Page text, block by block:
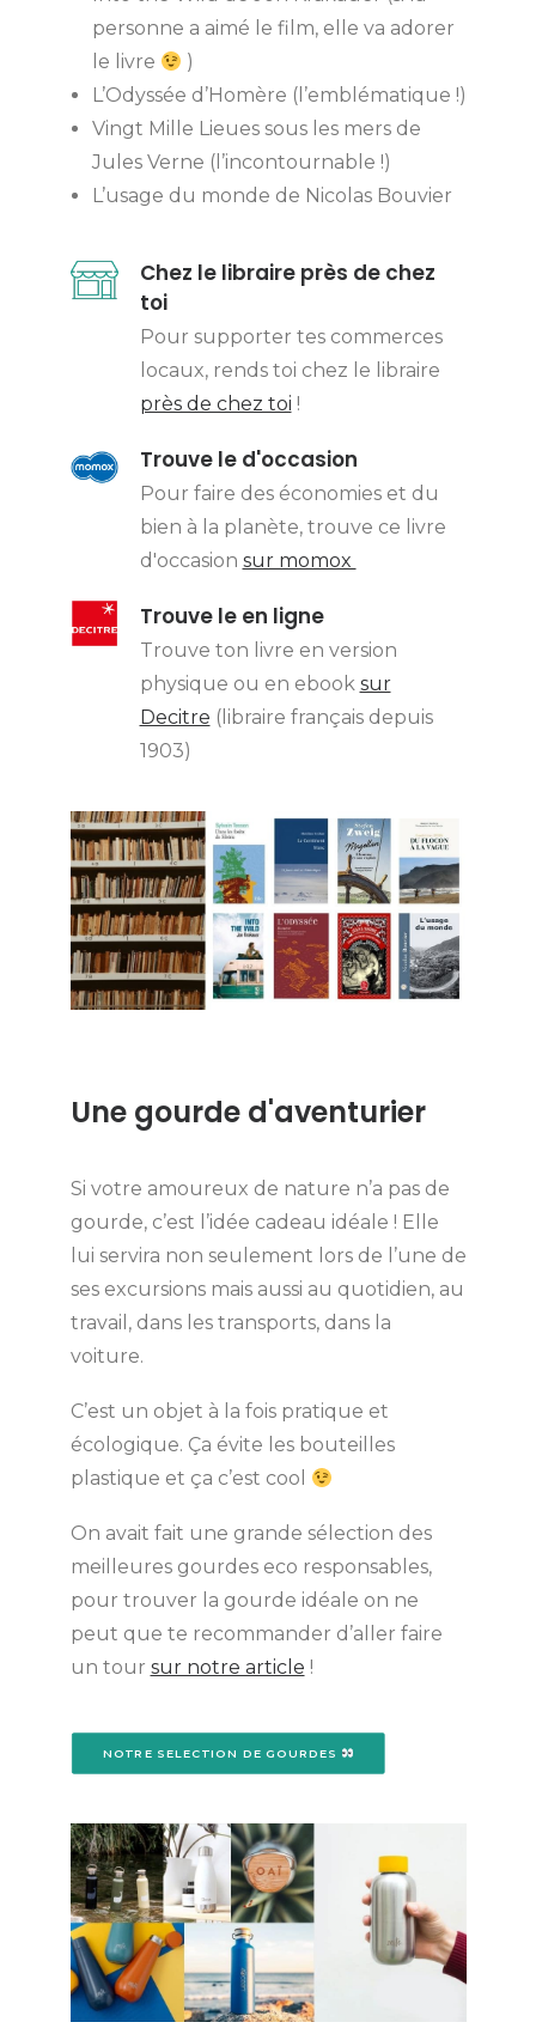
personne a aimé le film, elle va adorer
le livre
)
L’Odyssée d’Homère (l’emblématique !)
Vingt Mille Lieues sous les mers de
Jules Verne (l’incontournable !)
L’usage du monde de Nicolas Bouvier
Chez le libraire près de chez
toi
Pour supporter tes commerces
locaux, rends toi chez le libraire
près de chez toi !
Trouve le d'occasion
Pour faire des économies et du
bien à la planète, trouve ce livre
d'occasion sur momox
Trouve le en ligne
Trouve ton livre en version
physique ou en ebook sur
Decitre (libraire français depuis
1903)
Une gourde d'aventurier
Si votre amoureux de nature n’a pas de
gourde, c’est l’idée cadeau idéale ! Elle
lui servira non seulement lors de l’une de
ses excursions mais aussi au quotidien, au
travail, dans les transports, dans la
voiture.
C’est un objet à la fois pratique et
écologique. Ça évite les bouteilles
plastique et ça c’est cool
On avait fait une grande sélection des
meilleures gourdes eco responsables,
pour trouver la gourde idéale on ne
peut que te recommander d’aller faire
un tour sur notre article !
NOTRE SELECTION DE GOURDES